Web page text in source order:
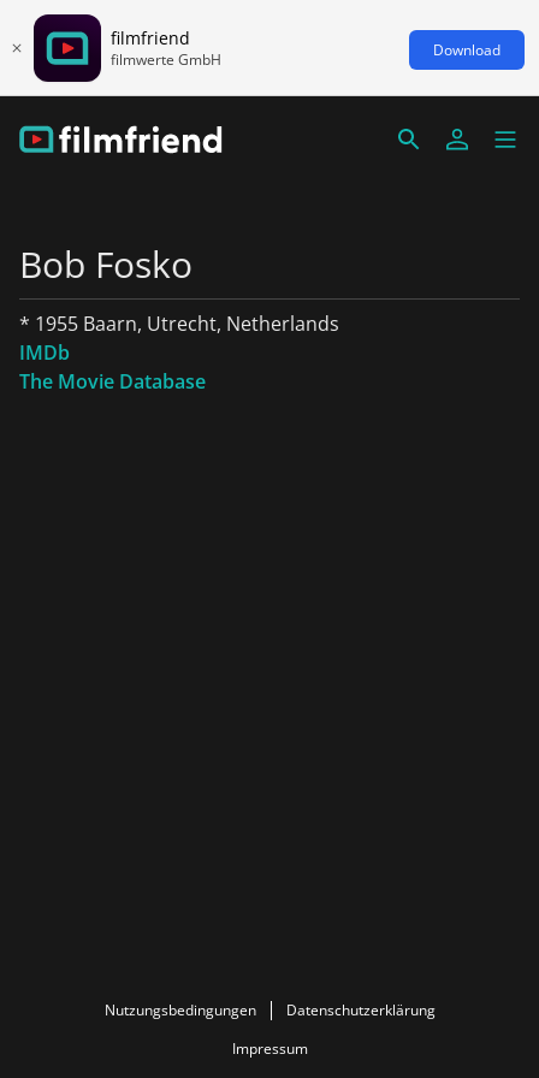
filmfriend
filmwerte GmbH Download
Bob Fosko
* 1955 Baarn, Utrecht, Netherlands
IMDb
The Movie Database
Nutzungsbedingungen
Datenschutzerklärung
Impressum